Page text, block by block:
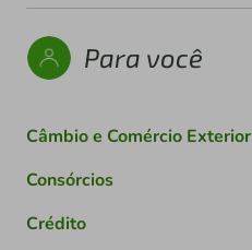
Para você
Câmbio e Comércio Exterior
Consórcios
Crédito